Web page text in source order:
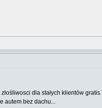
dla stałych klientów gratis.
autem bez dachu...